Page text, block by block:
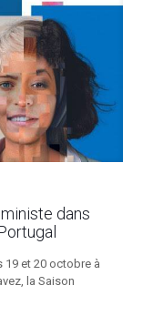
dans
19 et 20 octobre à
la Saison